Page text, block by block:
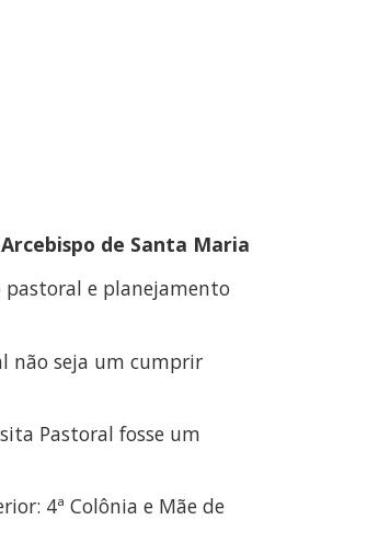
de Santa Maria
pastoral e planejamento
não seja um cumprir
Pastoral fosse um
4ª Colônia e Mãe de